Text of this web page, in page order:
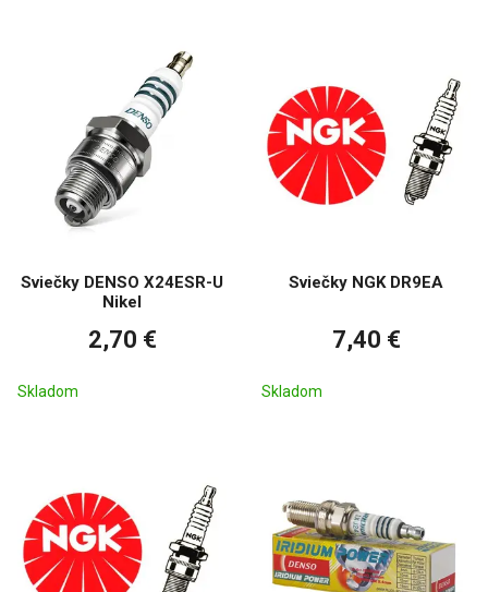
Sviečky DENSO X24ESR-U
Nikel
2,70 €
Skladom
Sviečky NGK DR9EA
7,40 €
Skladom